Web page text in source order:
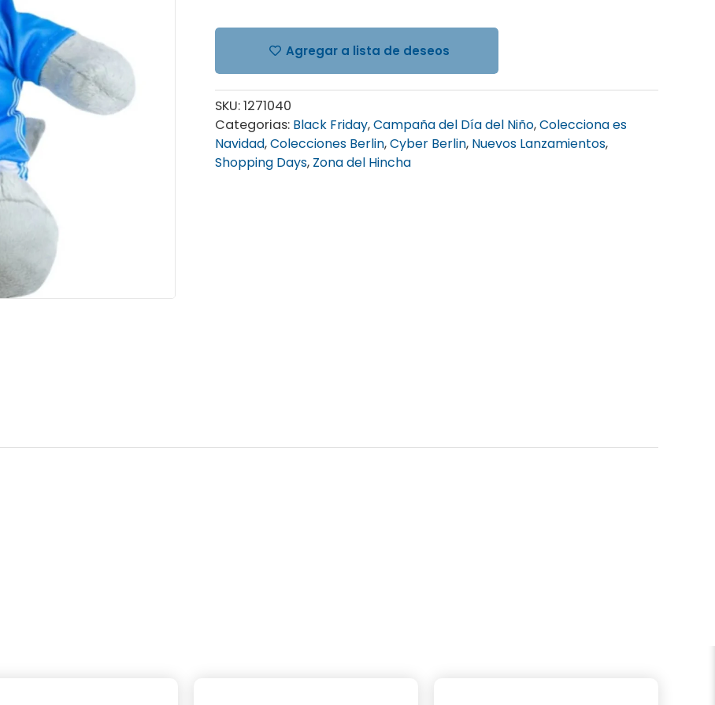
Agregar a lista de deseos
SKU:1271040
Categorias: Black Friday,Campaña del Día del Niño,Colecciona es
Navidad,Colecciones Berlin,Cyber Berlin, Nuevos Lanzamientos,
Shopping Days, Zona del Hincha